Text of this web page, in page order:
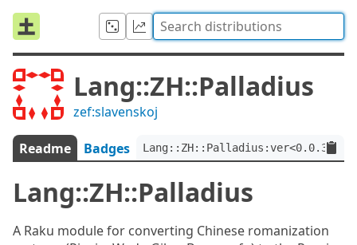
Lang::ZH::Palladius
zef:slavenskoj
Readme Badges
Lang::ZH::Palladius
A Raku module for converting Chinese romanization